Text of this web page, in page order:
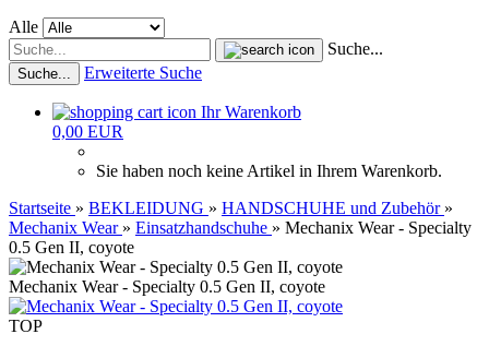
Alle
Suche...
Suche... Erweiterte Suche
Ihr Warenkorb
0,00 EUR
Sie haben noch keine Artikel in Ihrem Warenkorb.
Startseite » BEKLEIDUNG » HANDSCHUHE und Zubehör »
Mechanix Wear » Einsatzhandschuhe » Mechanix Wear - Specialty
0.5 Gen II, coyote
Mechanix Wear - Specialty 0.5 Gen II, coyote
TOP